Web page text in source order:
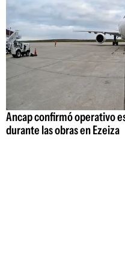
Ancap confirmó operativo
durante las obras en Ezeiza